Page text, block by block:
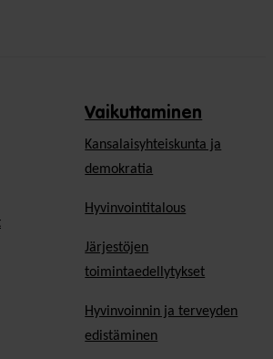
Vaikuttaminen
Kansalaisyhteiskunta ja
demokratia
Hyvinvointitalous
Järjestöjen
toimintaedellytykset
Hyvinvoinnin ja terveyden
edistäminen